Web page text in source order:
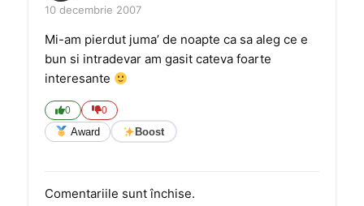
10 decembrie 2007
Mi-am pierdut juma’ de noapte ca sa aleg ce e
bun si intradevar am gasit cateva foarte
interesante
0 0
Award Boost
Comentariile sunt închise.